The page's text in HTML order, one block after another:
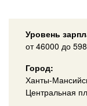
Уровень
от46000 до
Город:
Ханты-
Центральная